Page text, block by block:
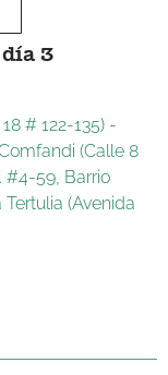
3
# 122-135) -
(Calle 8
#4-59, Barrio
(Avenida